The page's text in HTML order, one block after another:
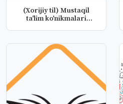
(Xorijiy til) Mustaqil
ta'lim ko'nikmalari